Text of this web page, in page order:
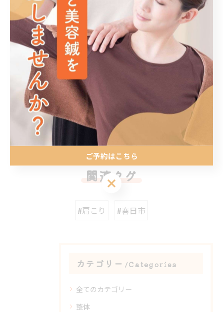
肩こり・首こりにお悩みの方はお気軽にご相談ください
😊
#肩こり #首こり #福岡整骨院 #春日市 #楽してキレイに
元気に
< 前のページ 一覧に戻る 次のページ >
関連タグ
#肩こり #春日市
カテゴリー Categories
全てのカテゴリー
整体
ご予約はこちら
ご予約はこちら